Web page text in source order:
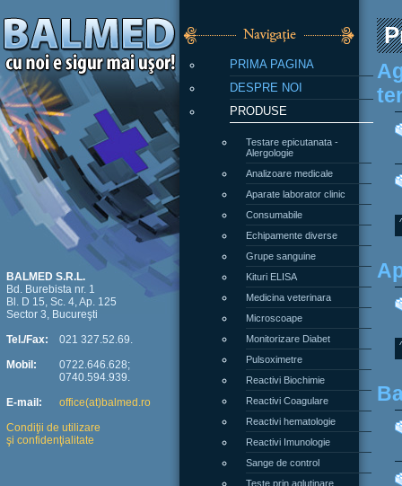
PRIMA PAGINA
DESPRE NOI
PRODUSE
Testare epicutanata -
Alergologie
Analizoare medicale
Aparate laborator clinic
Consumabile
Echipamente diverse
Grupe sanguine
Kituri ELISA
Medicina veterinara
Microscoape
Monitorizare Diabet
Pulsoximetre
Reactivi Biochimie
Reactivi Coagulare
Reactivi hematologie
Reactivi Imunologie
Sange de control
Teste prin aglutinare
BALMED S.R.L.
Bd. Burebista nr. 1
Bl. D 15, Sc. 4, Ap. 125
Sector 3, Bucureşti
Tel./Fax:
Mobil:
E-mail:
021 327.52.69.
0722.646.628;
0740.594.939.
office(at)balmed.ro
Condiţii de utilizare
şi confidenţialitate